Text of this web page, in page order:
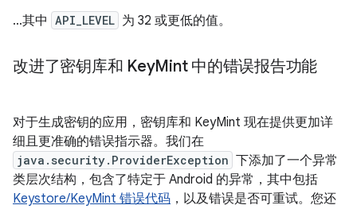
…其中 API_LEVEL 为 32 或更低的值。
改进了密钥库和 KeyMint 中的错误报告功能
对于生成密钥的应用，密钥库和 KeyMint 现在提供更加详
细且更准确的错误指示器。我们在
java.security.ProviderException 下添加了一个异常
类层次结构，包含了特定于 Android 的异常，其中包括
Keystore/KeyMint 错误代码 ，以及错误是否可重试。您还